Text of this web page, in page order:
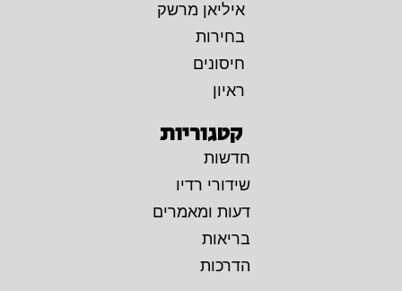
איליאן מרשק
בחירות
חיסונים
ראיון
קטגוריות
חדשות
שידורי רדיו
דעות ומאמרים
בריאות
הדרכות